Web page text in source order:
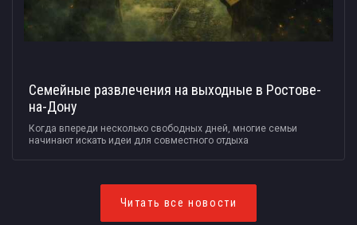
Семейные развлечения на выходные в Ростове-
на-Дону
Когда впереди несколько свободных дней, многие семьи
начинают искать идеи для совместного отдыха
Читать все новости